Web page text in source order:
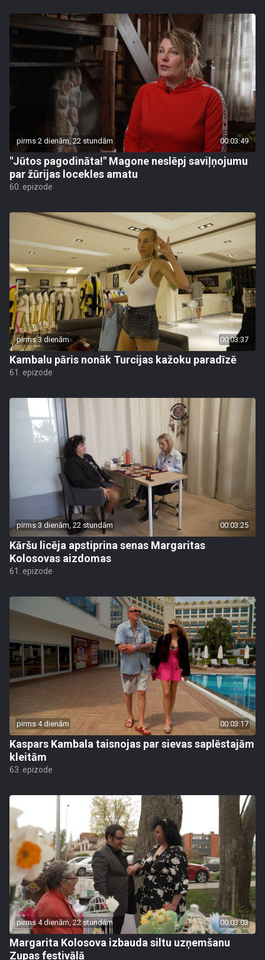
pirms 2 dienām, 22 stundām 00:03:49
"Jūtos pagodināta!" Magone neslēpj saviļņojumu
par žūrijas locekles amatu
60. epizode
pirms 3 dienām 00:03:37
Kambalu pāris nonāk Turcijas kažoku paradīzē
61. epizode
pirms 3 dienām, 22 stundām 00:03:25
Kāršu licēja apstiprina senas Margaritas
Kolosovas aizdomas
61. epizode
pirms 4 dienām 00:03:17
Kaspars Kambala taisnojas par sievas saplēstajām
kleitām
63. epizode
pirms 4 dienām, 22 stundām 00:03:03
Margarita Kolosova izbauda siltu uzņemšanu
Zupas festivālā